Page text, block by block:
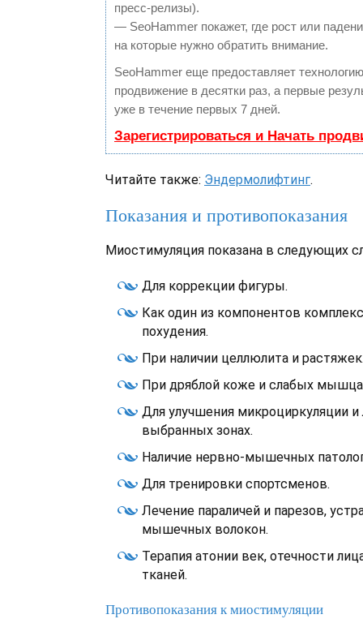
пресс-релизы).
— SeoHammer покажет, где рост или
на которые нужно обратить внимание.
SeoHammer еще предоставляет
продвижение в десятки раз, а первые
уже в течение первых 7 дней.
Зарегистрироваться и Начать
Читайте также: Эндермолифтинг.
Показания и противопоказания
Миостимуляция показана в следующих
Для коррекции фигуры.
Как один из компонентов
похудения.
При наличии целлюлита и
При дряблой коже и слабых
Для улучшения микроциркуляции
выбранных зонах.
Наличие нервно-мышечных
Для тренировки спортсменов.
Лечение параличей и парезов,
мышечных волокон.
Терапия атонии век, отечности
тканей.
Противопоказания к миостимуляции